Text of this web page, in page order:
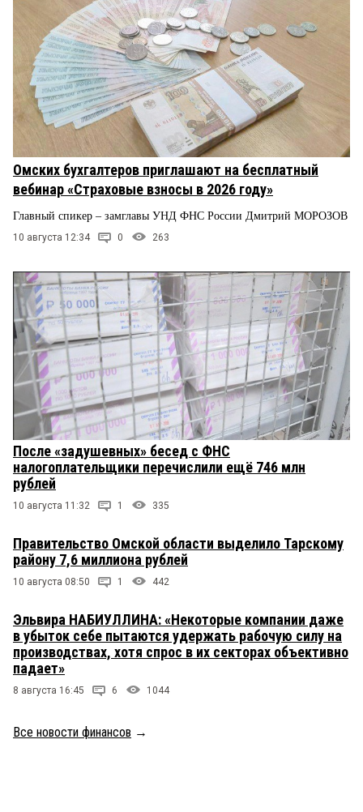
Омских бухгалтеров приглашают на бесплатный
вебинар «Страховые взносы в 2026 году»
Главный спикер – замглавы УНД ФНС России Дмитрий МОРОЗОВ
10 августа 12:34 0 263
После «задушевных» бесед с ФНС
налогоплательщики перечислили ещё 746 млн
рублей
10 августа 11:32 1 335
Правительство Омской области выделило Тарскому
району 7,6 миллиона рублей
10 августа 08:50 1 442
Эльвира НАБИУЛЛИНА: «Некоторые компании даже
в убыток себе пытаются удержать рабочую силу на
производствах, хотя спрос в их секторах объективно
падает»
8 августа 16:45 6 1044
Все новости финансов →